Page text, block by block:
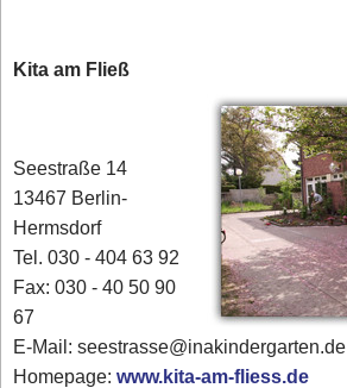
Kita am Fließ
Seestraße 14
13467 Berlin-
Hermsdorf
Tel. 030 - 404 63 92
Fax: 030 - 40 50 90
67
E-Mail: seestrasse@inakindergarten.de
Homepage:www.kita-am-fliess.de